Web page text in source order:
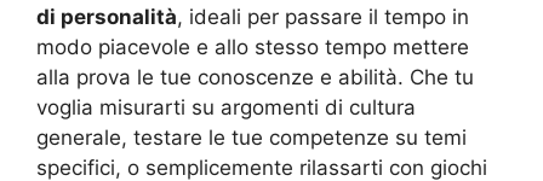
di personalità, ideali per passare il tempo in
modo piacevole e allo stesso tempo mettere
alla prova le tue conoscenze e abilità. Che tu
voglia misurarti su argomenti di cultura
generale, testare le tue competenze su temi
specifici, o semplicemente rilassarti con giochi